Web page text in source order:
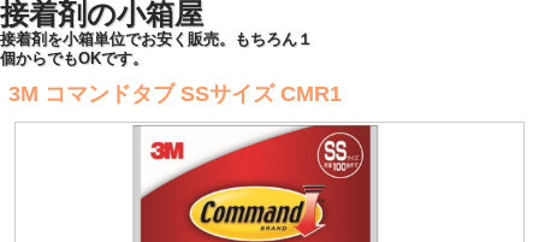
接着剤の小箱屋
接着剤を小箱単位でお安く販売。もちろん１
個からでもOKです。
3M コマンドタブ SSサイズ CMR1